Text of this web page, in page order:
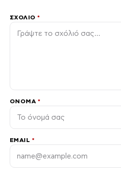
ΣΧΌΛΙΟ*
ΌΝΟΜΑ *
EMAIL *